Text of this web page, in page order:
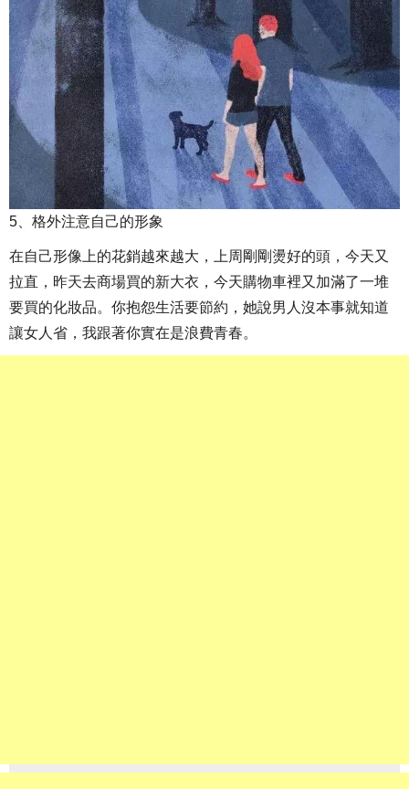
5、格外注意自己的形象
在自己形像上的花銷越來越大，上周剛剛燙好的頭，今天又
拉直，昨天去商場買的新大衣，今天購物車裡又加滿了一堆
要買的化妝品。你抱怨生活要節約，她說男人沒本事就知道
讓女人省，我跟著你實在是浪費青春。